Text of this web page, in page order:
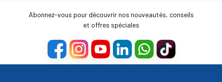
Abonnez-vous pour découvrir nos nouveautés, conseils
et offres spéciales